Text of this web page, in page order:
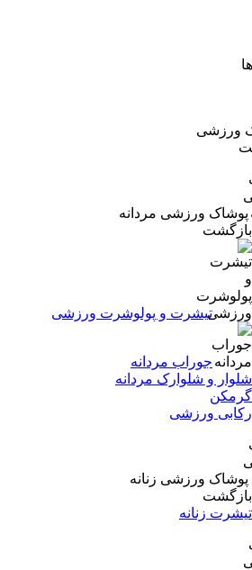
ورزشی
پوشاک ورزشی مردانه
بازگشت
تیشرت و پولوشرت ورزشی
جوراب مردانه
شلوار و شلوارک مردانه
گرمکن
رکابی ورزشی
پوشاک ورزشی زنانه
بازگشت
تیشرت زنانه